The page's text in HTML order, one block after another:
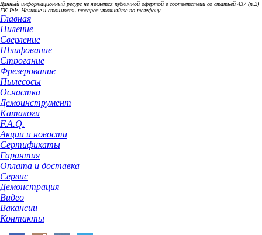
Данный информационный ресурс не является публичной офертой в соответствии со статьей 437 (п.2)
ГК РФ. Наличие и стоимость товаров уточняйте по телефону.
Главная
Пиление
Сверление
Шлифование
Строгание
Фрезерование
Пылесосы
Оснастка
Демоинструмент
Каталоги
F.A.Q.
Акции и новости
Сертификаты
Гарантия
Оплата и доставка
Сервис
Демонстрация
Видео
Вакансии
Контакты